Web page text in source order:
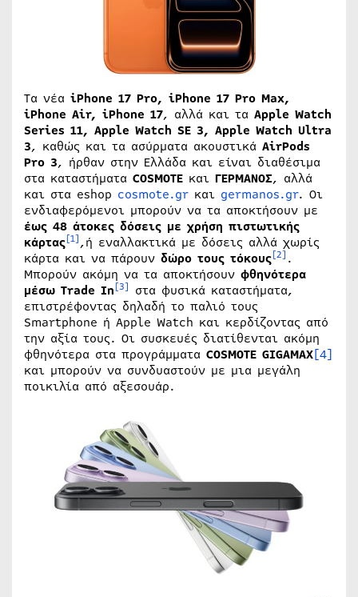
Τα νέα iPhone 17 Pro, iPhone 17 Pro Max,
iPhone Air, iPhone 17, αλλά και τα Apple Watch
Series 11, Apple Watch SE 3, Apple Watch Ultra
3, καθώς και τα ασύρματα ακουστικά AirPods
Pro 3, ήρθαν στην Ελλάδα και είναι διαθέσιμα
στα καταστήματα COSMOTE και ΓΕΡΜΑΝΟΣ, αλλά
και στα eshop cosmote.gr και germanos.gr. Οι
ενδιαφερόμενοι μπορούν να τα αποκτήσουν με
έως 48 άτοκες δόσεις με χρήση πιστωτικής
κάρτας[1],ή εναλλακτικά με δόσεις αλλά χωρίς
κάρτα και να πάρουν δώρο τους τόκους[2] .
Μπορούν ακόμη να τα αποκτήσουν φθηνότερα
μέσω Trade In[3] στα φυσικά καταστήματα,
επιστρέφοντας δηλαδή το παλιό τους
Smartphone ή Apple Watch και κερδίζοντας από
την αξία τους. Οι συσκευές διατίθενται ακόμη
φθηνότερα στα προγράμματα COSMOTE GIGAMAX[4]
και μπορούν να συνδυαστούν με μια μεγάλη
ποικιλία από αξεσουάρ.